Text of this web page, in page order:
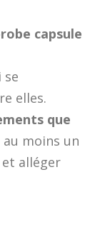
capsule
se
elles.
que
moins un
alléger